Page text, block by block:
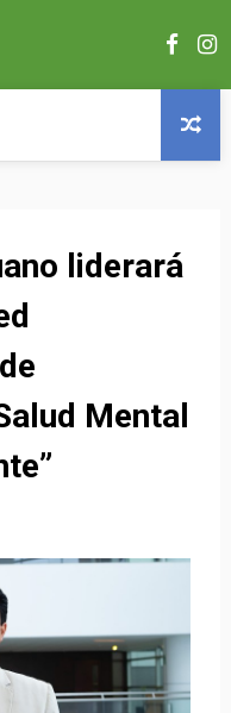
liderará
Mental